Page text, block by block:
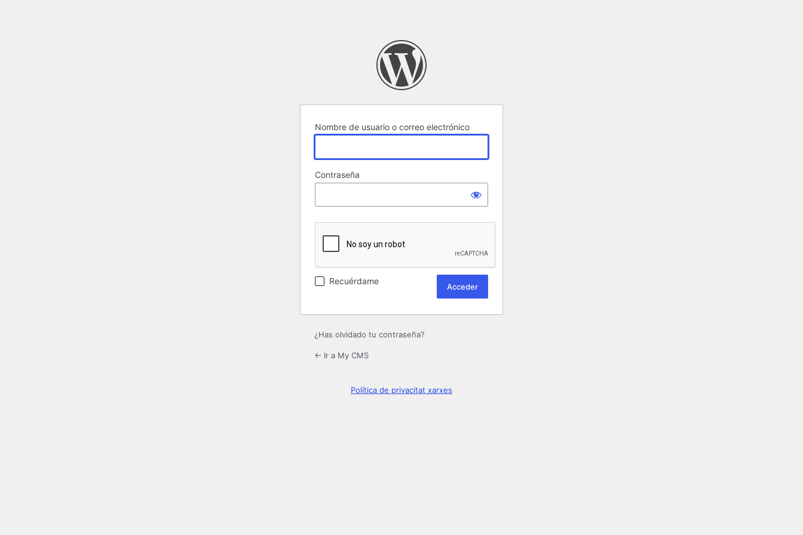
Nombre de usuario o correo electrónico
Contraseña
Recuérdame
¿Has olvidado tu contraseña?
← Ir a My CMS
Política de privacitat xarxes